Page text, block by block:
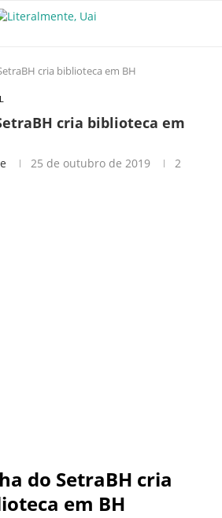
cria biblioteca em BH
cria biblioteca em
25 de outubro de 2019
2
do SetraBH cria
em BH